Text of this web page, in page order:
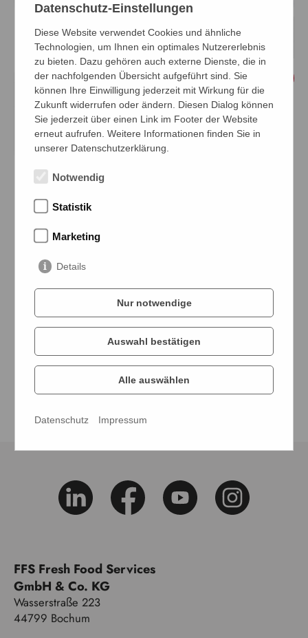
Folge 3: FFS-
Unternehmens-Film
MIT VANESSA
NIEDERDELLMANN
In der dritten Folge
spricht Vanessa
Niederdellmann über
unseren neuen
Unternehmens-Film und
– von starken
Sortimenten und
innovativer
Produktentwicklung bis
zu einer Logistik, die
Maßstäbe setzt.
Folge 2: Aktuelle
Trends mit
STEFAN BECK &
PATRIZIA STITZ
In der zweiten Folge
spricht Stefan Beck mit
Patrizia Stitz (FOOD
IDEAS) über aktuelle
Folge 1: FFS-
MIT HENRIK
BRÜGGEN
In der ersten Folge
Lebensmitteltechnologe
die FFS-
Konzeptschmiede – das
hauseigene Kreativlabor
für ganz neue Produkte
und Konzepte.
DEINE ANSPRECHPERSON
FFS Fresh Food Services
GmbH & Co. KG
Wasserstraße 223
44799 Bochum
Datenschutz-Einstellungen
Diese Website verwendet Cookies und ähnliche
Technologien, um Ihnen ein optimales Nutzererlebnis
zu bieten. Dazu gehören auch externe Dienste, die in
der nachfolgenden Übersicht aufgeführt sind. Sie
können Ihre Einwilligung jederzeit mit Wirkung für die
Zukunft widerrufen oder ändern. Diesen Dialog können
Sie jederzeit über einen Link im Footer der Website
erneut aufrufen. Weitere Informationen finden Sie in
unserer Datenschutzerklärung.
Notwendig
Statistik
Marketing
Details
Nur notwendige
Auswahl bestätigen
Alle auswählen
Datenschutz Impressum